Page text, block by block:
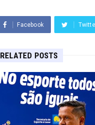
Facebook
RELATED POSTS